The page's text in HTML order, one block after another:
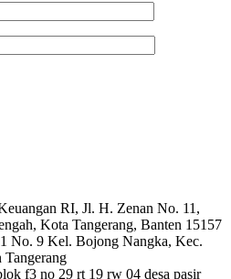
RI, Jl. H. Zenan No. 11,
Kota Tangerang, Banten 15157
No. 9 Kel. Bojong Nangka, Kec.
Tangerang
f3 no 29 rt 19 rw 04 desa pasir